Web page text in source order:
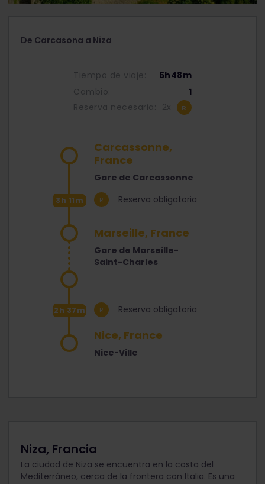
De Carcasona a Niza
Tiempo de viaje:
5h48m
Cambio:
1
Reserva necesaria:
2x
Carcassonne,
France
Gare de Carcassonne
3h 11m Reserva obligatoria
Marseille, France
Gare de Marseille-
Saint-Charles
2h 37m Reserva obligatoria
Nice, France
Nice-Ville
Niza, Francia
La ciudad de Niza se encuentra en la costa del
Mediterráneo, cerca de la frontera con Italia. Es una